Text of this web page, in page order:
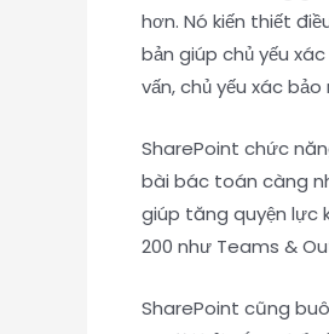
hơn. Nó kiến thiết
bản giúp chủ yếu
vấn, chủ yếu xác
SharePoint chức
bài bác toán càng
giúp tăng quyện lực
200 như Teams &
SharePoint cũng